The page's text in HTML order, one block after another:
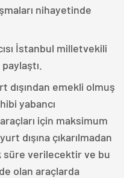
nihayetinde
İstanbul milletvekili
dışından emekli olmuş
yabancı
için maksimum
dışına çıkarılmadan
süre verilecektir ve bu
olan araçlarda